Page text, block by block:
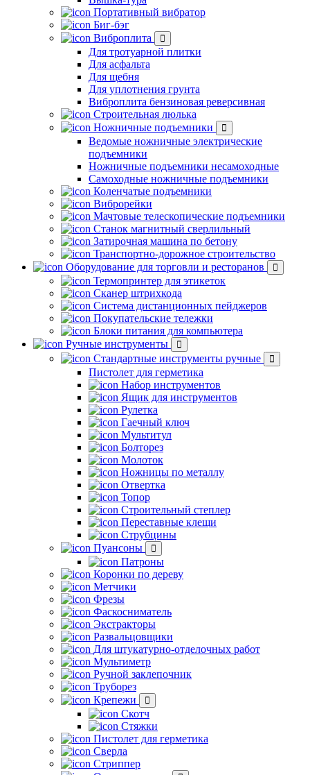
Портативный вибратор
Биг-бэг
Виброплита
Для тротуарной плитки
Для асфальта
Для щебня
Для уплотнения грунта
Виброплита бензиновая реверсивная
Строительная люлька
Ножничные подъемники
Ведомые ножничные электрические
подъемники
Ножничные подъемники несамоходные
Самоходные ножничные подъемники
Коленчатые подъемники
Виброрейки
Мачтовые телескопические подъемники
Станок магнитный сверлильный
Затирочная машина по бетону
Транспортно-дорожное строительство
Оборудование для торговли и ресторанов
Термопринтер для этикеток
Сканер штрихкода
Система дистанционных пейджеров
Покупательские тележки
Блоки питания для компьютера
Ручные инструменты
Стандартные инструменты ручные
Пистолет для герметика
Набор инструментов
Ящик для инструментов
Рулетка
Гаечный ключ
Мультитул
Болторез
Молоток
Ножницы по металлу
Отвертка
Топор
Строительный степлер
Переставные клещи
Струбцины
Пуансоны
Патроны
Коронки по дереву
Метчики
Фрезы
Фаскосниматель
Экстракторы
Развальцовщики
Для штукатурно-отделочных работ
Мультиметр
Ручной заклепочник
Труборез
Крепежи
Скотч
Стяжки
Пистолет для герметика
Сверла
Стриппер